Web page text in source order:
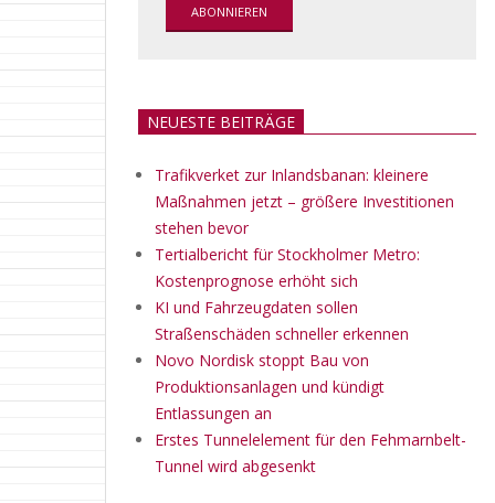
NEUESTE BEITRÄGE
Trafikverket zur Inlandsbanan: kleinere
Maßnahmen jetzt – größere Investitionen
stehen bevor
Tertialbericht für Stockholmer Metro:
Kostenprognose erhöht sich
KI und Fahrzeugdaten sollen
Straßenschäden schneller erkennen
Novo Nordisk stoppt Bau von
Produktionsanlagen und kündigt
Entlassungen an
Erstes Tunnelelement für den Fehmarnbelt-
Tunnel wird abgesenkt